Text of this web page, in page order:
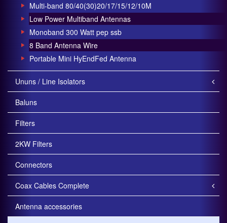
Multi-band 80/40(30)20/17/15/12/10M
Low Power Multiband Antennas
Monoband 300 Watt pep ssb
8 Band Antenna Wire
Portable Mini HyEndFed Antenna
Ununs / Line Isolators
Baluns
Filters
2KW Filters
Connectors
Coax Cables Complete
Antenna accessories